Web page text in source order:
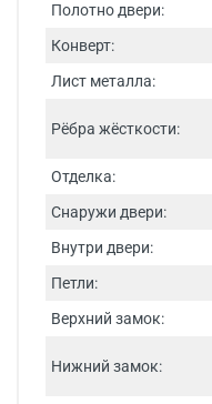
Полотно двери:
Конверт:
Лист металла:
Рёбра жёсткости:
Отделка:
Снаружи двери:
Внутри двери:
Петли:
Верхний замок:
Нижний замок: